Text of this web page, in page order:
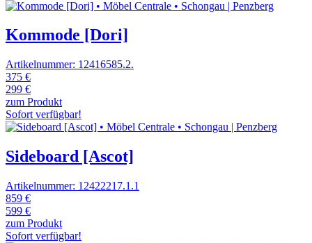
Kommode [Dori]
Artikelnummer: 12416585.2.
375 €
299 €
zum Produkt
Sofort verfügbar!
Sideboard [Ascot]
Artikelnummer: 12422217.1.1
859 €
599 €
zum Produkt
Sofort verfügbar!